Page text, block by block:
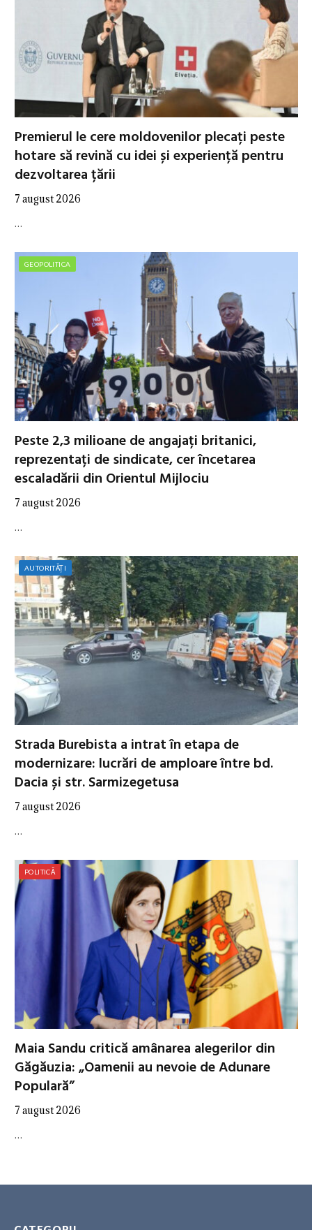
Premierul le cere moldovenilor plecați peste
hotare să revină cu idei și experiență pentru
dezvoltarea țării
7 august 2026
…
GEOPOLITICA
Peste 2,3 milioane de angajați britanici,
reprezentați de sindicate, cer încetarea
escaladării din Orientul Mijlociu
7 august 2026
…
AUTORITĂȚI
Strada Burebista a intrat în etapa de
modernizare: lucrări de amploare între bd.
Dacia și str. Sarmizegetusa
7 august 2026
…
POLITICĂ
Maia Sandu critică amânarea alegerilor din
Găgăuzia: „Oamenii au nevoie de Adunare
Populară”
7 august 2026
…